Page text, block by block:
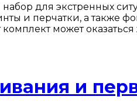
для экстренных
и перчатки, а также
может
и